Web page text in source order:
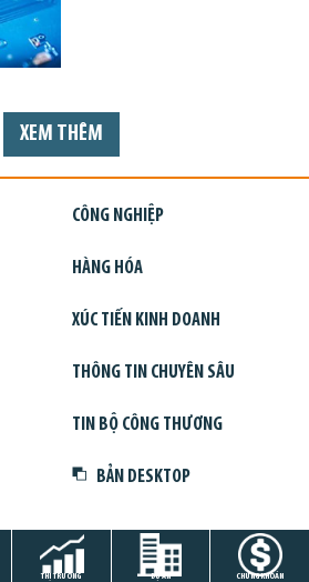
XEM THÊM
CÔNG NGHIỆP
HÀNG HÓA
XÚC TIẾN KINH DOANH
THÔNG TIN CHUYÊN SÂU
TIN BỘ CÔNG THƯƠNG
BẢN DESKTOP
THỊ TRƯỜNG DỰ ÁN CHỨNG KHOÁN